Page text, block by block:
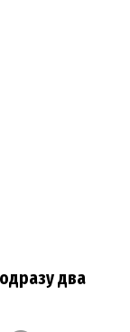
два